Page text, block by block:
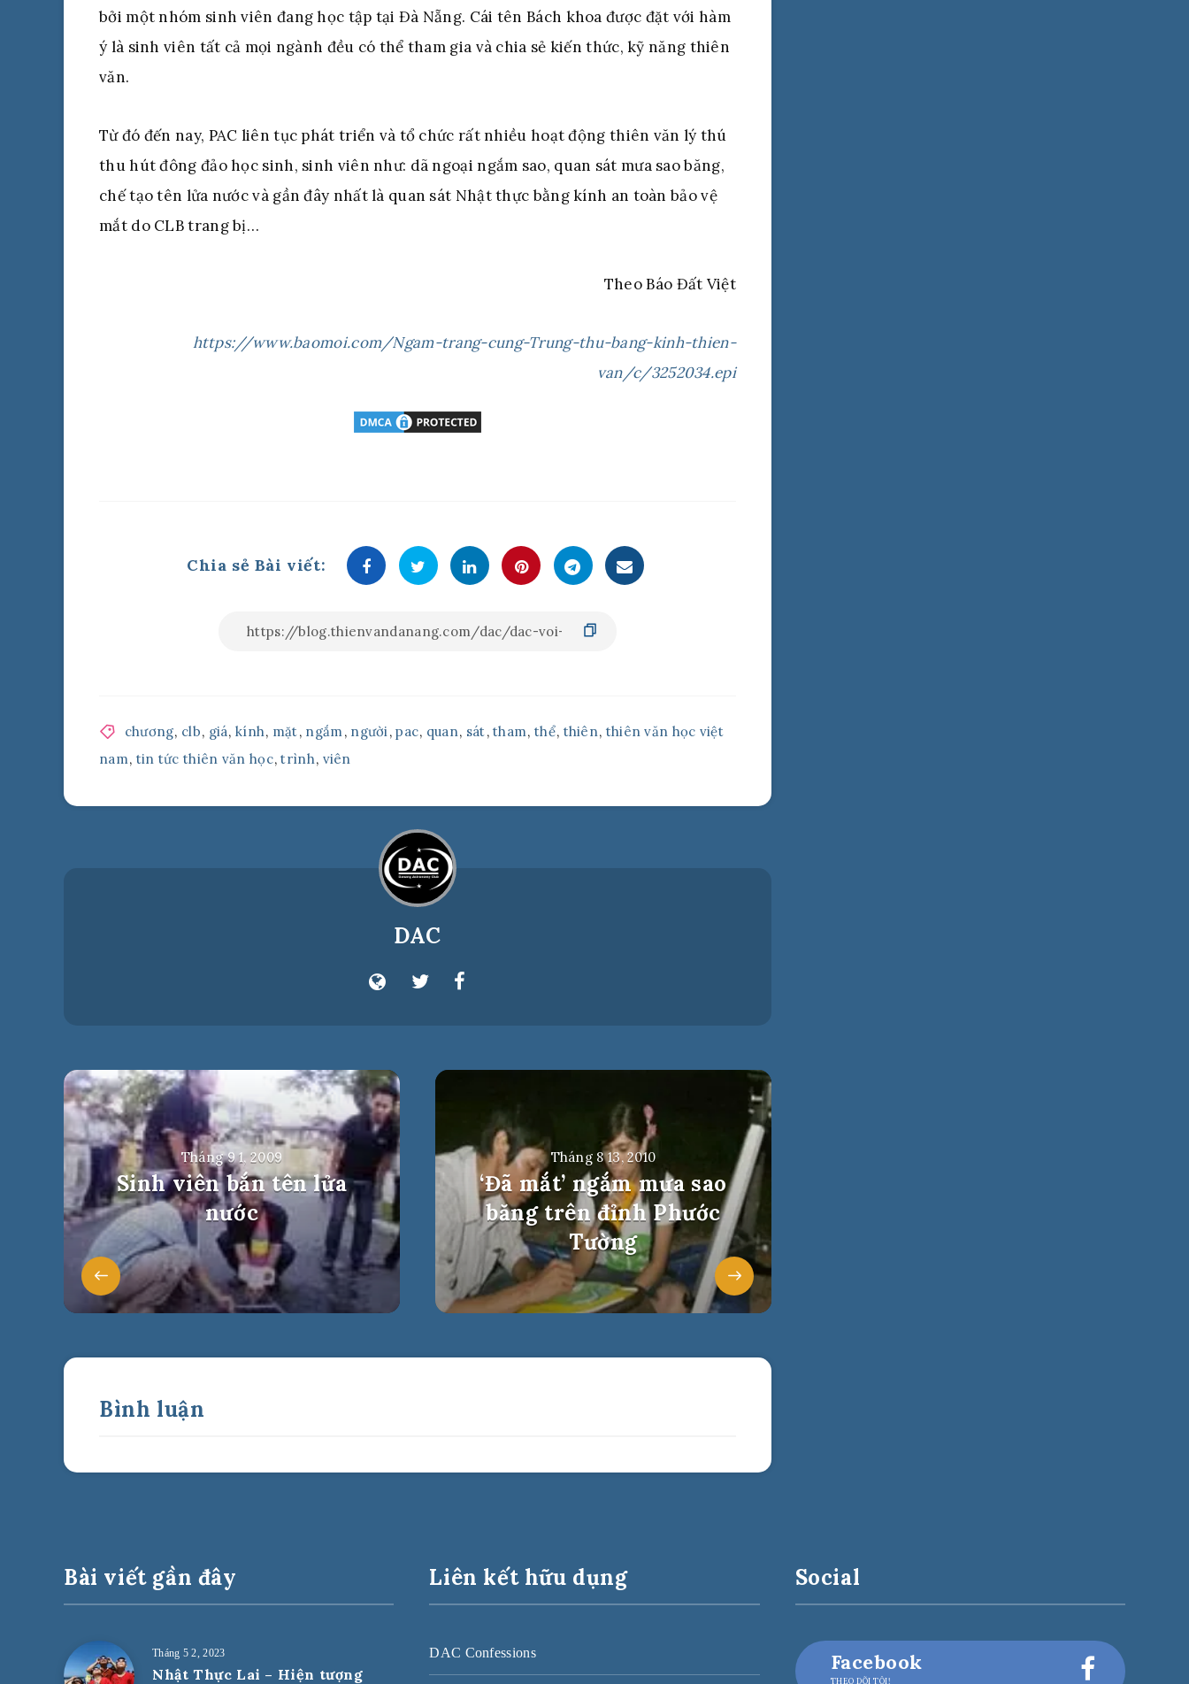
bởi một nhóm sinh viên đang học tập tại Đà Nẵng. Cái tên Bách khoa được đặt với hàm
ý là sinh viên tất cả mọi ngành đều có thể tham gia và chia sẻ kiến thức, kỹ năng thiên
văn.
Từ đó đến nay, PAC liên tục phát triển và tổ chức rất nhiều hoạt động thiên văn lý thú
thu hút đông đảo học sinh, sinh viên như: dã ngoại ngắm sao, quan sát mưa sao băng,
chế tạo tên lửa nước và gần đây nhất là quan sát Nhật thực bằng kính an toàn bảo vệ
mắt do CLB trang bị…
Theo Báo Đất Việt
https://www.baomoi.com/Ngam-trang-cung-Trung-thu-bang-kinh-thien-
van/c/3252034.epi
Chia sẻ Bài viết:
chương, clb, giá,kính, mặt, ngắm , người ,pac, quan, sát,tham, thể, thiên, thiên văn học việt
nam, tin tức thiên văn học,trình, viên
DAC
Tháng 9 1, 2009
Sinh viên bắn tên lửa
nước
Tháng 8 13, 2010
‘Đã mắt’ ngắm mưa sao
băng trên đỉnh Phước
Tường
Bình luận
Bài viết gần đây
Tháng 5 2, 2023
Nhật Thực Lai – Hiện tượng
Liên kết hữu dụng
DAC Confessions
Social
Facebook
THEO DÕI TÔI!